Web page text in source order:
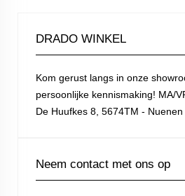
DRADO WINKEL
Kom gerust langs in onze
persoonlijke kennismaking! MA/
De Huufkes 8, 5674TM - Nuenen
Neem contact met ons op